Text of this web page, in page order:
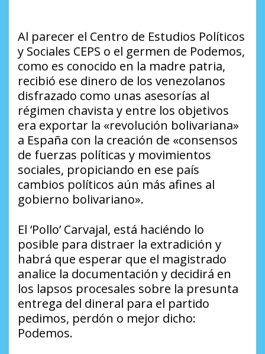
Al parecer el Centro de Estudios Políticos
y Sociales CEPS o el germen de Podemos,
como es conocido en la madre patria,
recibió ese dinero de los venezolanos
disfrazado como unas asesorías al
régimen chavista y entre los objetivos
era exportar la «revolución bolivariana»
a España con la creación de «consensos
de fuerzas políticas y movimientos
sociales, propiciando en ese país
cambios políticos aún más afines al
gobierno bolivariano».
El ‘Pollo’ Carvajal, está haciéndo lo
posible para distraer la extradición y
habrá que esperar que el magistrado
analice la documentación y decidirá en
los lapsos procesales sobre la presunta
entrega del dineral para el partido
pedimos, perdón o mejor dicho:
Podemos.